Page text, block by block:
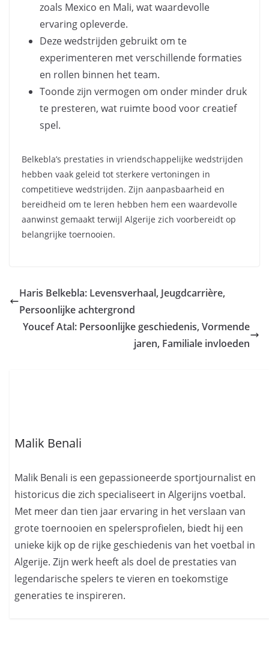
zoals Mexico en Mali, wat waardevolle
ervaring opleverde.
Deze wedstrijden gebruikt om te
experimenteren met verschillende formaties
en rollen binnen het team.
Toonde zijn vermogen om onder minder druk
te presteren, wat ruimte bood voor creatief
spel.
Belkebla’s prestaties in vriendschappelijke wedstrijden
hebben vaak geleid tot sterkere vertoningen in
competitieve wedstrijden. Zijn aanpasbaarheid en
bereidheid om te leren hebben hem een waardevolle
aanwinst gemaakt terwijl Algerije zich voorbereidt op
belangrijke toernooien.
Haris Belkebla: Levensverhaal, Jeugdcarrière,
Persoonlijke achtergrond
Youcef Atal: Persoonlijke geschiedenis, Vormende
jaren, Familiale invloeden
Malik Benali
Malik Benali is een gepassioneerde sportjournalist en
historicus die zich specialiseert in Algerijns voetbal.
Met meer dan tien jaar ervaring in het verslaan van
grote toernooien en spelersprofielen, biedt hij een
unieke kijk op de rijke geschiedenis van het voetbal in
Algerije. Zijn werk heeft als doel de prestaties van
legendarische spelers te vieren en toekomstige
generaties te inspireren.